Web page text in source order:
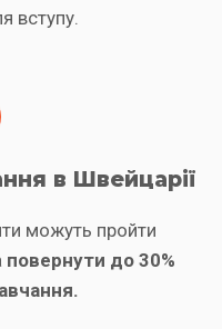
вступу.
в Швейцарії
можуть пройти
повернути до 30%